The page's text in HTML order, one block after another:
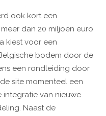
ook kort een
dan 20 miljoen euro
kiest voor een
bodem door de
een rondleiding door
site momenteel een
van nieuwe
Naast de